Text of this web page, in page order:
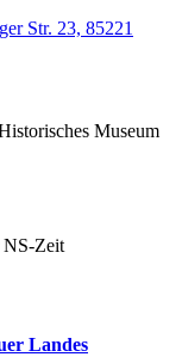
Str. 23, 85221
Museum
NS-Zeit
Landes